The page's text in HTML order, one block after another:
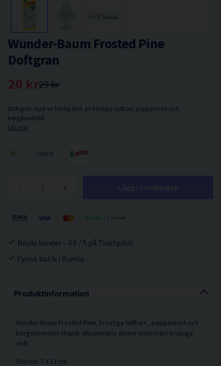
Produktinformation
Wunder-Baum Frosted Pine. Frostiga tallbarr , pepparmint och
bergslavendel skapar tillsammans denna underbart krispiga
doft.
Storlek: 7 x 12 cm.
Wunder-Baum Frosted Pine
Doftgran
29 kr
20 kr
Doftgran med en härlig doft av frostiga tallbarr, pepparmint och
bergslavendel.
Läs mer
7036-9
- +
Nöjda kunder - 4.9 / 5 på Trustpilot
Fysisk butik i Kumla